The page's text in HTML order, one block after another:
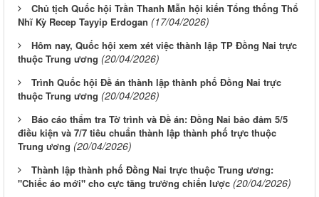
Chủ tịch Quốc hội Trần Thanh Mẫn hội kiến Tổng thống Thổ
Nhĩ Kỳ Recep Tayyip Erdogan (17/04/2026)
Hôm nay, Quốc hội xem xét việc thành lập TP Đồng Nai trực
thuộc Trung ương (20/04/2026)
Trình Quốc hội Đề án thành lập thành phố Đồng Nai trực
thuộc Trung ương (20/04/2026)
Báo cáo thẩm tra Tờ trình và Đề án: Đồng Nai bảo đảm 5/5
điều kiện và 7/7 tiêu chuẩn thành lập thành phố trực thuộc
Trung ương (20/04/2026)
Thành lập thành phố Đồng Nai trực thuộc Trung ương:
"Chiếc áo mới" cho cực tăng trưởng chiến lược (20/04/2026)